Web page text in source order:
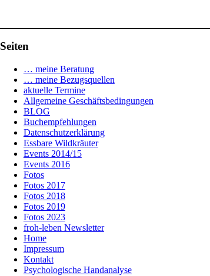
Seiten
… meine Beratung
… meine Bezugsquellen
aktuelle Termine
Allgemeine Geschäftsbedingungen
BLOG
Buchempfehlungen
Datenschutzerklärung
Essbare Wildkräuter
Events 2014/15
Events 2016
Fotos
Fotos 2017
Fotos 2018
Fotos 2019
Fotos 2023
froh-leben Newsletter
Home
Impressum
Kontakt
Psychologische Handanalyse